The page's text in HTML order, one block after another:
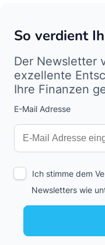
So verdient
Der Newsletter
exzellente
Ihre Finanzen
E-Mail Adresse
Interests
Amount
Ich stimme dem
Newsletters wie